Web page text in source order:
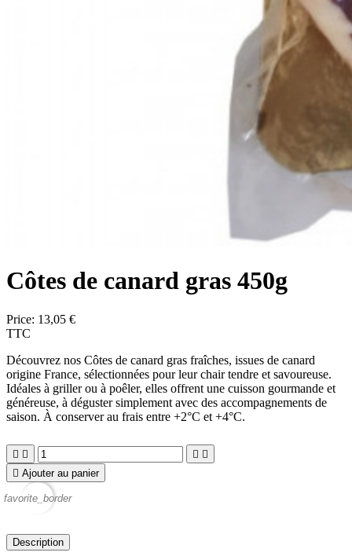
Côtes de canard gras 450g
Price: 13,05 €
TTC
Découvrez nos Côtes de canard gras fraîches, issues de canard
origine France, sélectionnées pour leur chair tendre et savoureuse.
Idéales à griller ou à poêler, elles offrent une cuisson gourmande et
généreuse, à déguster simplement avec des accompagnements de
saison. À conserver au frais entre +2°C et +4°C.
   
 Ajouter au panier
favorite_border
Description